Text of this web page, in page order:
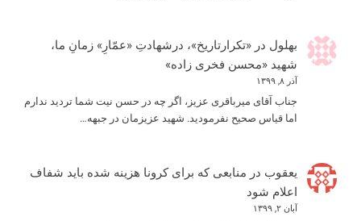
بهلول در «تکرارتاریخ»، درشهادتِ «عمّارِ» زمانِ ما،
شهید «محسن فخری زاده»
آذر ۸, ۱۳۹۹
جناب آقای میرباقری عزیز، اگر چه در حسن نیت شما تردید ندارم
اما قیاس صحیح نفرمودید. شهید عزیزمان در جبهه…
یعقوب در منابعی که برای کرونا هزینه شده باید شفاف
اعلام شود
آبان ۲, ۱۳۹۹